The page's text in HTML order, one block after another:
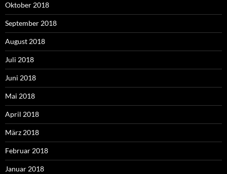
Oktober 2018
September 2018
August 2018
Juli 2018
Juni 2018
Mai 2018
April 2018
März 2018
Februar 2018
Januar 2018